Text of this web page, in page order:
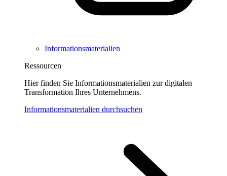
Informationsmaterialien
Ressourcen
Hier finden Sie Informationsmaterialien zur digitalen
Transformation Ihres Unternehmens.
Informationsmaterialien durchsuchen